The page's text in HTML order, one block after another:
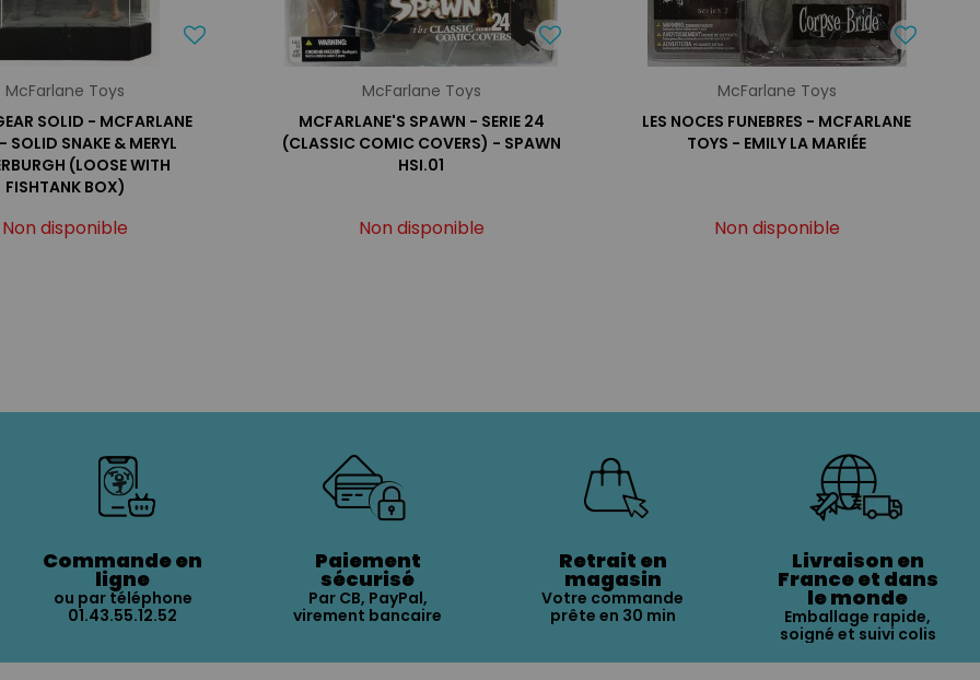
McFarlane Toys
SOLID - MCFARLANE
SOLID SNAKE & MERYL
(LOOSE WITH
FISHTANK BOX)
Non disponible
McFarlane Toys
MCFARLANE'S SPAWN - SERIE 24
(CLASSIC COMIC COVERS) - SPAWN
HSI.01
Non disponible
McFarlane Toys
LES NOCES FUNEBRES - MCFARLANE
TOYS - EMILY LA MARIÉE
Non disponible
Commande en
ligne
ou par téléphone
01.43.55.12.52
Paiement
sécurisé
Par CB, PayPal,
virement bancaire
Retrait en
magasin
Votre commande
prête en 30 min
Livraison en
France et dans
le monde
Emballage rapide,
soigné et suivi colis